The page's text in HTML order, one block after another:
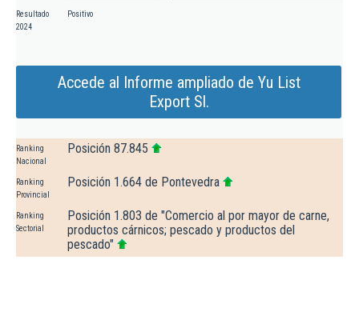
Resultado
2024
Positivo
Accede al Informe ampliado de Yu List
Export Sl.
Ranking
Nacional
Posición 87.845
Ranking
Provincial
Posición 1.664 de Pontevedra
Ranking
Sectorial
Posición 1.803 de "Comercio al por mayor de carne,
productos cárnicos; pescado y productos del
pescado"